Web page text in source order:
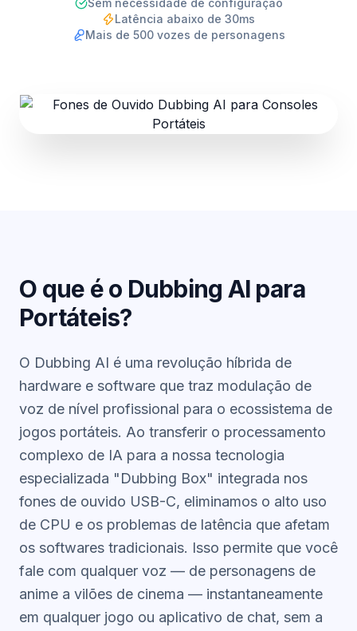
Sem necessidade de configuração
Latência abaixo de 30ms
Mais de 500 vozes de personagens
O que é o Dubbing AI para
Portáteis?
O Dubbing AI é uma revolução híbrida de
hardware e software que traz modulação de
voz de nível profissional para o ecossistema de
jogos portáteis. Ao transferir o processamento
complexo de IA para a nossa tecnologia
especializada "Dubbing Box" integrada nos
fones de ouvido USB-C, eliminamos o alto uso
de CPU e os problemas de latência que afetam
os softwares tradicionais. Isso permite que você
fale com qualquer voz — de personagens de
anime a vilões de cinema — instantaneamente
em qualquer jogo ou aplicativo de chat, sem a